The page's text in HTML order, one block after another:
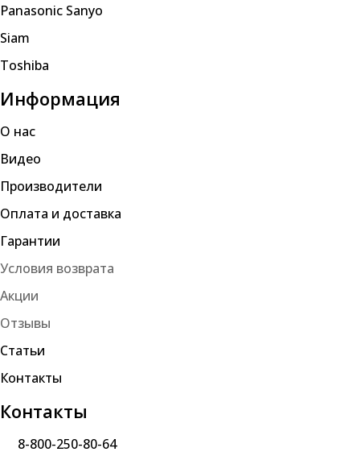
Panasonic Sanyo
Siam
Toshiba
Информация
О нас
Видео
Производители
Оплата и доставка
Гарантии
Условия возврата
Акции
Отзывы
Статьи
Контакты
Контакты
8-800-250-80-64